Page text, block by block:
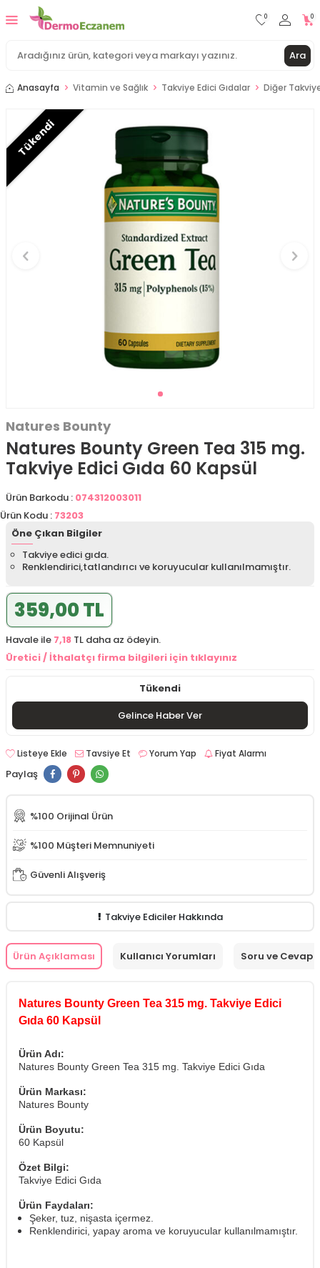
Ara
0 0
Anasayfa Vitamin ve Sağlık Takviye Edici Gıdalar Diğer
Tükendi
Natures Bounty
Natures Bounty Green Tea 315 mg.
Takviye Edici Gıda 60 Kapsül
Ürün Barkodu : 074312003011
Ürün Kodu : 73203
Öne Çıkan Bilgiler
Takviye edici gıda.
Renklendirici,tatlandırıcı ve koruyucular kullanılmamıştır.
359,00 TL
Havale ile 7,18 TL daha az ödeyin.
Üretici / İthalatçı firma bilgileri için tıklayınız
Tükendi
Gelince Haber Ver
Listeye Ekle Tavsiye Et Yorum Yap Fiyat Alarmı
Paylaş
%100 Orijinal Ürün
%100 Müşteri Memnuniyeti
Güvenli Alışveriş
Takviye Ediciler Hakkında
Ürün Açıklaması Kullanıcı Yorumları Soru ve Cevap
Natures Bounty Green Tea 315 mg. Takviye Edici
Gıda 60 Kapsül
Ürün Adı:
Natures Bounty Green Tea 315 mg. Takviye Edici Gıda
Ürün Markası:
Natures Bounty
Ürün Boyutu:
60 Kapsül
Özet Bilgi:
Takviye Edici Gıda
Ürün Faydaları:
Şeker, tuz, nişasta içermez.
Renklendirici, yapay aroma ve koruyucular kullanılmamıştır.